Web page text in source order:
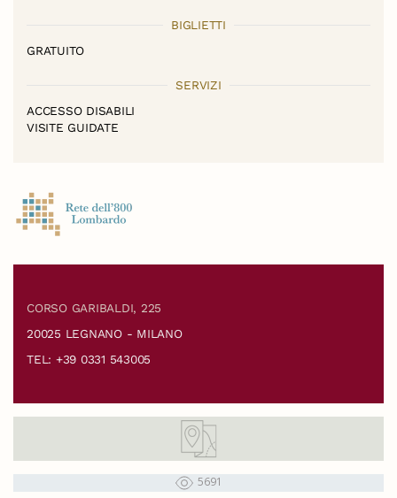
BIGLIETTI
GRATUITO
SERVIZI
ACCESSO DISABILI
VISITE GUIDATE
CORSO GARIBALDI, 225
20025 LEGNANO - MILANO
TEL: +39 0331 543005
5691